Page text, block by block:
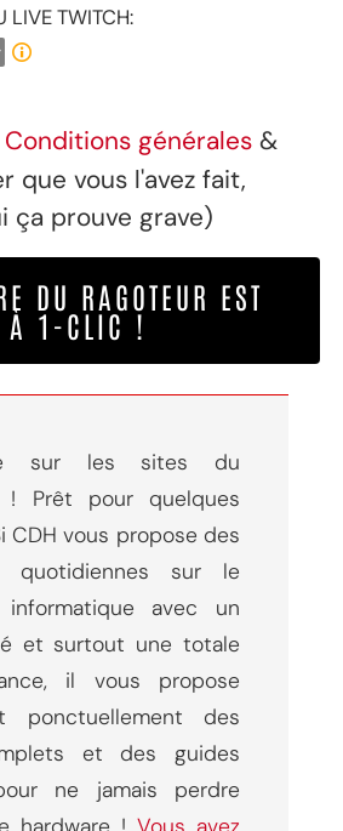
LIVE TWITCH:
générales &
que vous l'avez fait,
ça prouve grave)
DU RAGOTEUR EST
À 1-CLIC !
sur les sites du
! Prêt pour quelques
CDH vous propose des
quotidiennes sur le
informatique avec un
et surtout une totale
il vous propose
ponctuellement des
et des guides
ne jamais perdre